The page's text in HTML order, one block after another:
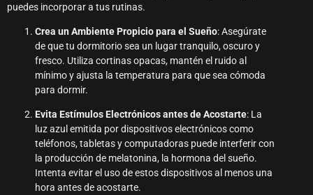
puedes incorporar a tus rutinas.
Crea un Ambiente Propicio para el Sueño: Asegúrate
de que tu dormitorio sea un lugar tranquilo, oscuro y
fresco. Utiliza cortinas opacas, mantén el ruido al
mínimo y ajusta la temperatura para que sea cómoda
para dormir.
Evita Estímulos Electrónicos antes de Acostarte: La
luz azul emitida por dispositivos electrónicos como
teléfonos, tabletas y computadoras puede interferir con
la producción de melatonina, la hormona del sueño.
Intenta evitar el uso de estos dispositivos al menos una
hora antes de acostarte.